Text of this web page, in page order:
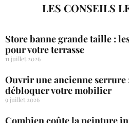
LES CONSEILS
Store banne grande taille :
pour votre terrasse
11 juillet 2026
Ouvrir une ancienne serrure
débloquer votre mobilier
9 juillet 2026
Combien coûte la peinture